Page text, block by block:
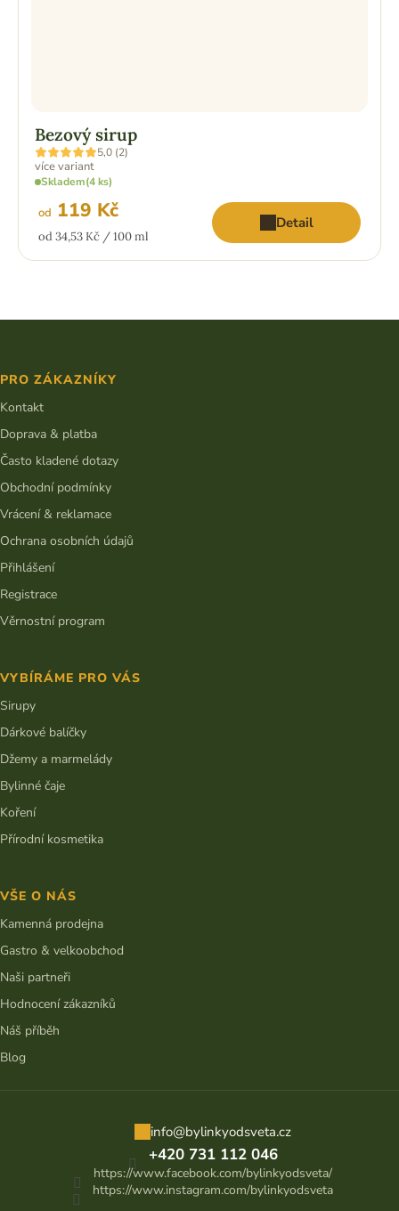
Bezový sirup
Průměrné
hodnocení
produktu
je
z
hvězdiček.
5,0 (2)
více variant
Skladem(4 ks)
od 119 Kč
Měrná
od 34,53 Kč / 100 ml
Detail
a
t
í
info@bylinkyodsveta.cz
+420 731 112 046
https://www.facebook.com/bylinkyodsveta/
https://www.instagram.com/bylinkyodsveta
PRO ZÁKAZNÍKY
Kontakt
Doprava & platba
Často kladené dotazy
Obchodní podmínky
Vrácení & reklamace
Ochrana osobních údajů
Přihlášení
Registrace
Věrnostní program
VYBÍRÁME PRO VÁS
Sirupy
Dárkové balíčky
Džemy a marmelády
Bylinné čaje
Koření
Přírodní kosmetika
VŠE O NÁS
Kamenná prodejna
Gastro & velkoobchod
Naši partneři
Hodnocení zákazníků
Náš příběh
Blog